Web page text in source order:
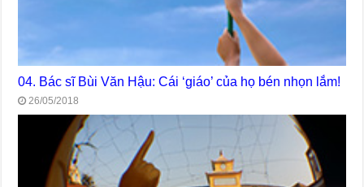
04. Bác sĩ Bùi Văn Hậu: Cái ‘giáo’ của họ bén nhọn lắm!
26/05/2018